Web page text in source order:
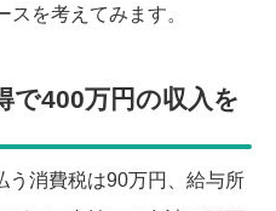
を考えてみます。
で400万円の収入を
う消費税は90万円、給与所